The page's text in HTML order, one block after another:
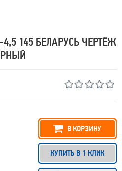
4,5 145 БЕЛАРУСЬ ЧЕРТЁЖ
В КОРЗИНУ
КУПИТЬ В 1 КЛИК